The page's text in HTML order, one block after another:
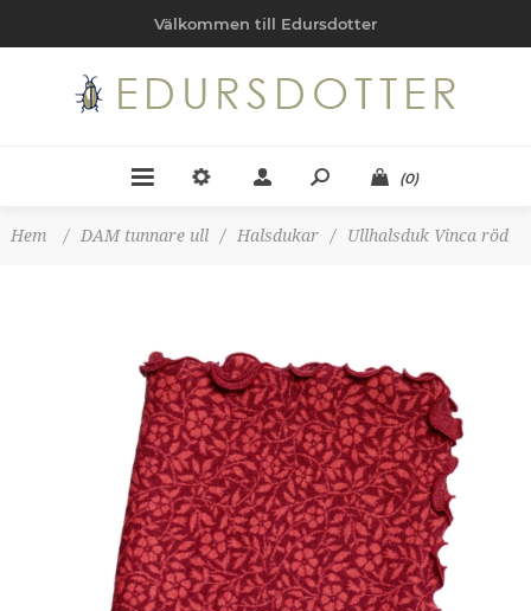
Välkommen till Edursdotter
(0)
Hem / DAM tunnare ull / Halsdukar / Ullhalsduk Vinca röd